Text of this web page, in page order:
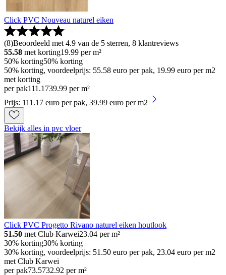
Click PVC Nouveau naturel eiken
(8)Beoordeeld met 4.9 van de 5 sterren, 8 klantreviews
55.58 met korting19.99 per m²
50% korting50% korting
50% korting, voordeelprijs: 55.58 euro per pak, 19.99 euro per m2
met korting
per pak111 .1739.99 per m²
Prijs: 111.17 euro per pak, 39.99 euro per m2
Bekijk alles in pvc vloer
Click PVC Progetto Rivano naturel eiken houtlook
51.50 met Club Karwei23.04 per m²
30% korting30% korting
30% korting, voordeelprijs: 51.50 euro per pak, 23.04 euro per m2
met Club Karwei
per pak73.5732.92 per m²